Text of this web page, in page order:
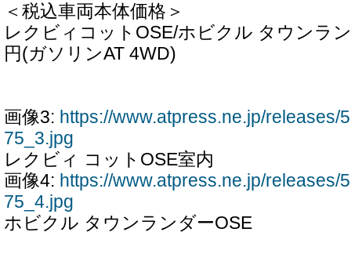
＜税込車両本体価格＞
レクビィコットOSE/ホビクル タウンラ
円(ガソリンAT 4WD)
画像3: https://www.atpress.ne.jp/releases/
75_3.jpg
レクビィ コットOSE室内
画像4: https://www.atpress.ne.jp/releases/
75_4.jpg
ホビクル タウンランダーOSE